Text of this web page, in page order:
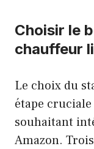
Choisir le
chauffeur
Le choix du
étape
souhaitant
Amazon.